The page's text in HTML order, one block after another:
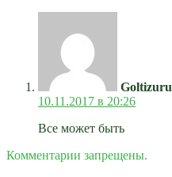
Goltizuru
10.11.2017 в 20:26
Все может быть
Комментарии запрещены.